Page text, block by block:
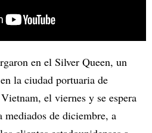
en el Silver Queen, un
la ciudad portuaria de
el viernes y se espera
de diciembre, a